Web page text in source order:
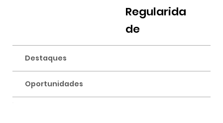
Regularida
de
Destaques
Oportunidades